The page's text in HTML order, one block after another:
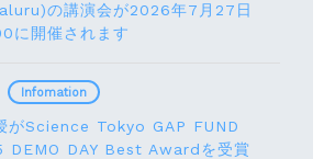
の講演会が2026年7月27⽇
に開催されます
がScience Tokyo GAP FUND
DEMO DAY Best Awardを受賞
Infomation